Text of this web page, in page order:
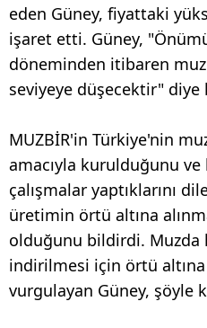
eden Güney, fiyattaki
işaret etti. Güney,
döneminden itibaren
seviyeye düşecektir" diye
MUZBİR'in Türkiye'nin
amacıyla kurulduğunu
çalışmalar yaptıklarını
üretimin örtü altına
olduğunu bildirdi. Muzda
indirilmesi için örtü
vurgulayan Güney, şöyle